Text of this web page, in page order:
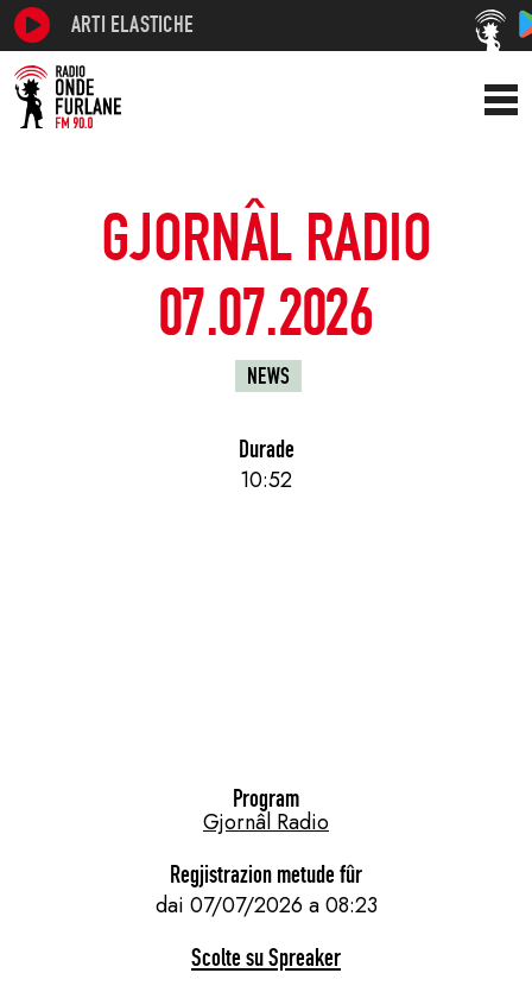
ARTI ELASTICHE
GJORNÂL RADIO
07.07.2026
NEWS
Durade
10:52
Program
Gjornâl Radio
Regjistrazion metude fûr
dai 07/07/2026 a 08:23
Scolte su Spreaker